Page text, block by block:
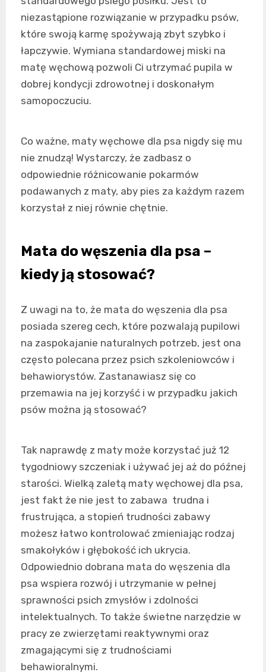
niezastąpione rozwiązanie w przypadku psów,
które swoją karmę spożywają zbyt szybko i
łapczywie. Wymiana standardowej miski na
matę węchową pozwoli Ci utrzymać pupila w
dobrej kondycji zdrowotnej i doskonałym
samopoczuciu.
Co ważne, maty węchowe dla psa nigdy się mu
nie znudzą! Wystarczy, że zadbasz o
odpowiednie różnicowanie pokarmów
podawanych z maty, aby pies za każdym razem
korzystał z niej równie chętnie.
Mata do węszenia dla psa –
kiedy ją stosować?
Z uwagi na to, że mata do węszenia dla psa
posiada szereg cech, które pozwalają pupilowi
na zaspokajanie naturalnych potrzeb, jest ona
często polecana przez psich szkoleniowców i
behawiorystów. Zastanawiasz się co
przemawia na jej korzyść i w przypadku jakich
psów można ją stosować?
Tak naprawdę z maty może korzystać już 12
tygodniowy szczeniak i używać jej aż do późnej
starości. Wielką zaletą maty węchowej dla psa,
jest fakt że nie jest to zabawa trudna i
frustrująca, a stopień trudności zabawy
możesz łatwo kontrolować zmieniając rodzaj
smakołyków i głębokość ich ukrycia.
Odpowiednio dobrana mata do węszenia dla
psa wspiera rozwój i utrzymanie w pełnej
sprawności psich zmysłów i zdolności
intelektualnych. To także świetne narzędzie w
pracy ze zwierzętami reaktywnymi oraz
zmagającymi się z trudnościami
behawioralnymi.